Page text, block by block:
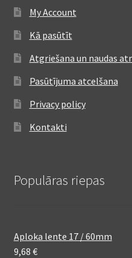
My Account
Kā pasūtīt
Atgriešana un naudas
Pasūtījuma atcelšana
Privacy policy
Kontakti
Populāras riepas
Aploka lente 17 / 60mm
9,68 €